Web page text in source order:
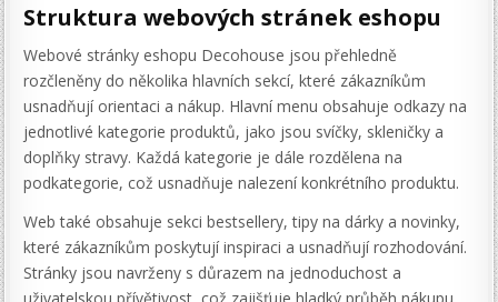
Struktura webových stránek eshopu
Webové stránky eshopu Decohouse jsou přehledně
rozčleněny do několika hlavních sekcí, které zákazníkům
usnadňují orientaci a nákup. Hlavní menu obsahuje odkazy na
jednotlivé kategorie produktů, jako jsou svíčky, skleničky a
doplňky stravy. Každá kategorie je dále rozdělena na
podkategorie, což usnadňuje nalezení konkrétního produktu.
Web také obsahuje sekci bestsellery, tipy na dárky a novinky,
které zákazníkům poskytují inspiraci a usnadňují rozhodování.
Stránky jsou navrženy s důrazem na jednoduchost a
uživatelskou přívětivost, což zajišťuje hladký průběh nákupu.